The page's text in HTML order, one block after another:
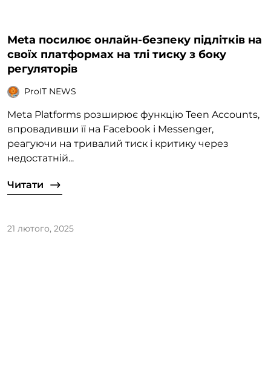
Meta посилює онлайн-безпеку підлітків на
своїх платформах на тлі тиску з боку
регуляторів
ProIT NEWS
Meta Platforms розширює функцію Teen Accounts,
впровадивши її на Facebook і Messenger,
реагуючи на тривалий тиск і критику через
недостатній...
Читати
21 лютого, 2025